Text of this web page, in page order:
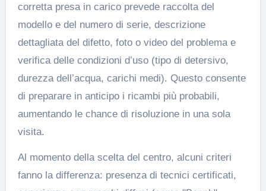
corretta presa in carico prevede raccolta del
modello e del numero di serie, descrizione
dettagliata del difetto, foto o video del problema e
verifica delle condizioni d’uso (tipo di detersivo,
durezza dell’acqua, carichi medi). Questo consente
di preparare in anticipo i ricambi più probabili,
aumentando le chance di risoluzione in una sola
visita.
Al momento della scelta del centro, alcuni criteri
fanno la differenza: presenza di tecnici certificati,